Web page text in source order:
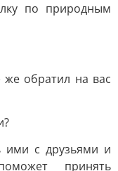
по природным
же обратил на вас
ими с друзьями и
принять